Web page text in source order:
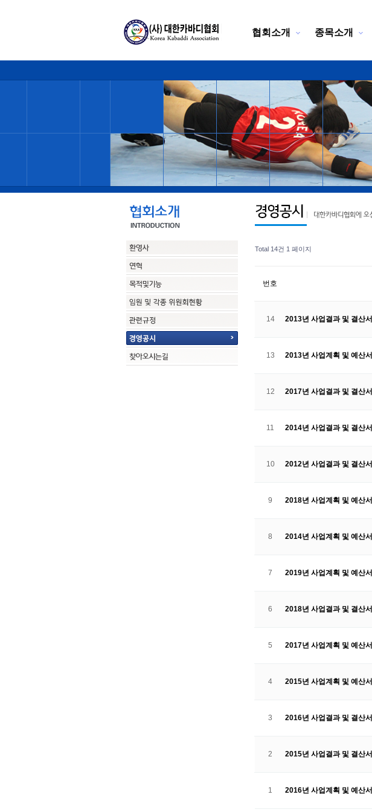
협회소개 종목소개
Total 14건 1 페이지
번호
14 2013년 사업결과 및 결산서
13 2013년 사업계획 및 예산서
12 2017년 사업결과 및 결산서
11 2014년 사업결과 및 결산서
10 2012년 사업결과 및 결산서
9 2018년 사업계획 및 예산서
8 2014년 사업계획 및 예산서
7 2019년 사업계획 및 예산서
6 2018년 사업결과 및 결산서
5 2017년 사업계획 및 예산서
4 2015년 사업계획 및 예산서
3 2016년 사업결과 및 결산서
2 2015년 사업결과 및 결산서
1 2016년 사업계획 및 예산서